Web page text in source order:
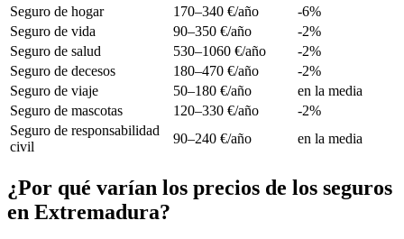
Seguro de hogar
170–340 €/año
-6%
Seguro de vida
90–350 €/año
-2%
Seguro de salud
530–1060 €/año
-2%
Seguro de decesos
180–470 €/año
-2%
Seguro de viaje
50–180 €/año
en la media
Seguro de mascotas
120–330 €/año
-2%
Seguro de responsabilidad
civil
90–240 €/año en la media
¿Por qué varían los precios de los seguros
en Extremadura?